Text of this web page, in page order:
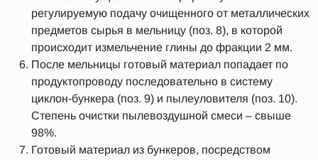
регулируемую подачу очищенного от металлических
предметов сырья в мельницу (поз. 8), в которой
происходит измельчение глины до фракции 2 мм.
После мельницы готовый материал попадает по
продуктопроводу последовательно в систему
циклон-бункера (поз. 9) и пылеуловителя (поз. 10).
Степень очистки пылевоздушной смеси – свыше
98%.
Готовый материал из бункеров, посредством